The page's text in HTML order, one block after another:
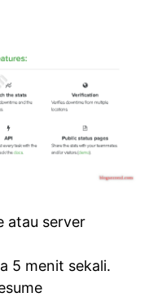
atau server
5 menit sekali.